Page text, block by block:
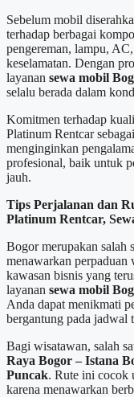
Sebelum mobil
terhadap berbagai
pengereman, lampu,
keselamatan. Dengan
layanan sewa mobil
selalu berada dalam
Komitmen terhadap
Platinum Rentcar
menginginkan
profesional, baik untuk
jauh.
Tips Perjalanan dan
Platinum Rentcar,
Bogor merupakan salah
menawarkan perpaduan
kawasan bisnis yang
layanan sewa mobil
Anda dapat menikmati
bergantung pada jadwal
Bagi wisatawan, salah
Raya Bogor – Istana
Puncak. Rute ini cocok
karena menawarkan